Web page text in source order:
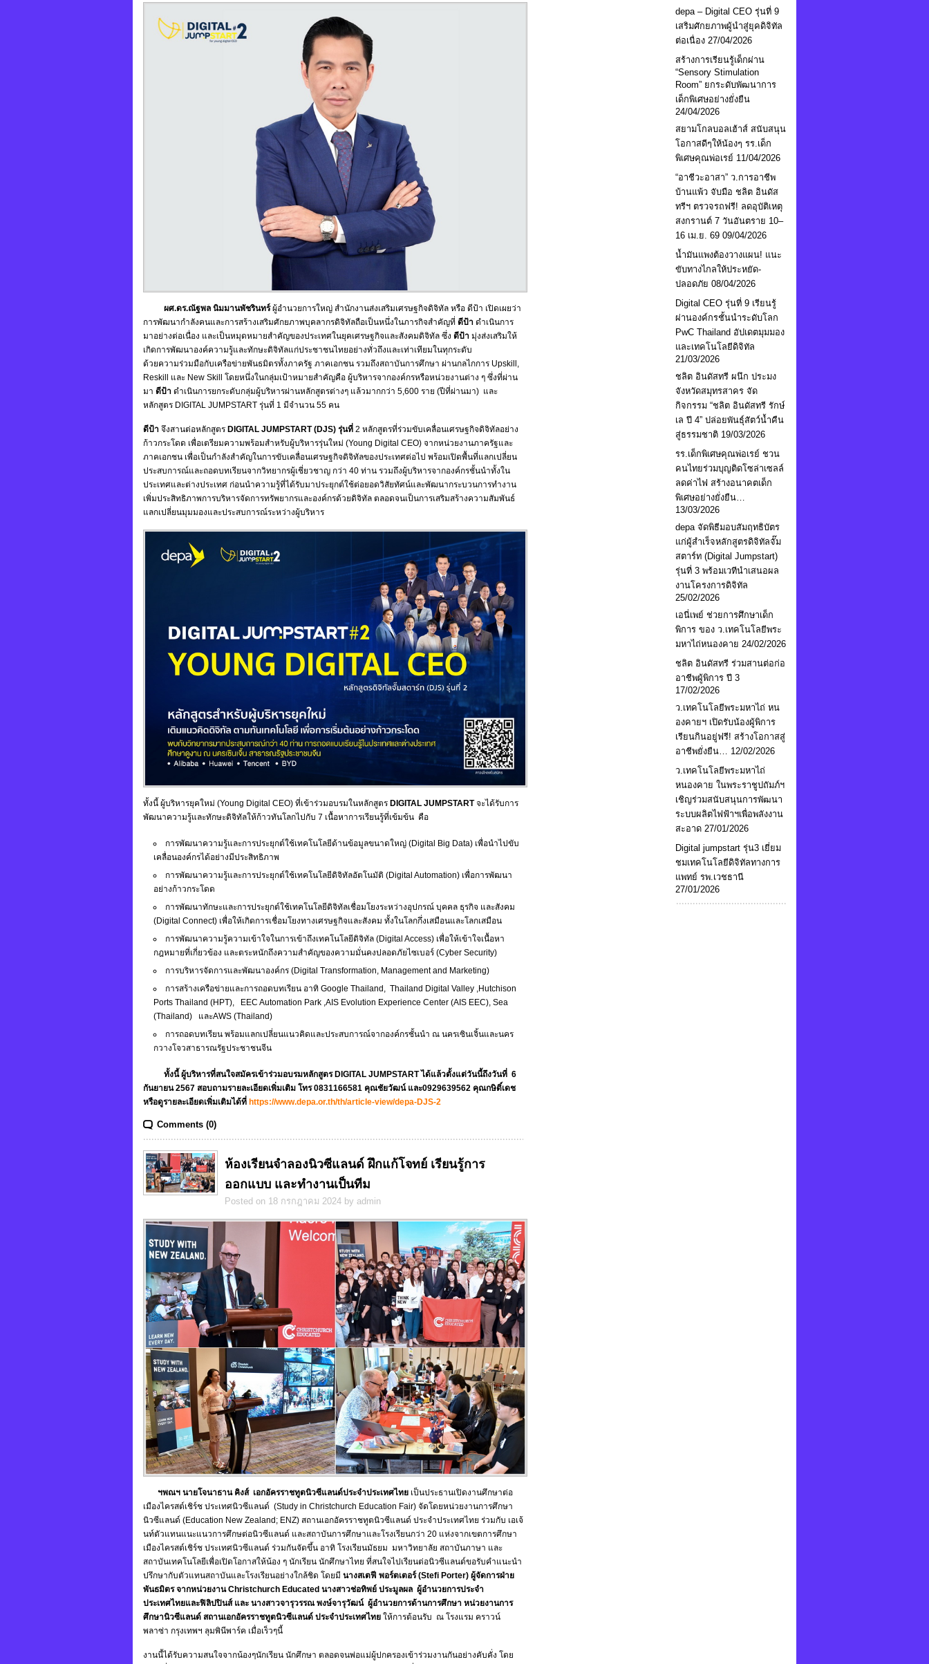
ผศ.ดร.ณัฐพล นิมมานพัชรินทร์ผู้อำนวยการใหญ่ สำนักงานส่งเสริมเศรษฐกิจดิจิทัล หรือ ดีป้า เปิดเผยว่า
การพัฒนากำลังคนและการสร้างเสริมศักยภาพบุคลากรดิจิทัลถือเป็นหนึ่งในภารกิจสำคัญที่ ดีป้า ดำเนินการ
มาอย่างต่อเนื่อง และเป็นหมุดหมายสำคัญของประเทศในยุคเศรษฐกิจและสังคมดิจิทัล ซึ่ง ดีป้า มุ่งส่งเสริมให้
เกิดการพัฒนาองค์ความรู้และทักษะดิจิทัลแก่ประชาชนไทยอย่างทั่วถึงและเท่าเทียมในทุกระดับ
ด้วยความร่วมมือกับเครือข่ายพันธมิตรทั้งภาครัฐ ภาคเอกชน รวมถึงสถาบันการศึกษา ผ่านกลไกการ Upskill,
Reskill และ New Skill โดยหนึ่งในกลุ่มเป้าหมายสำคัญคือ ผู้บริหารจากองค์กรหรือหน่วยงานต่าง ๆ ซึ่งที่ผ่าน
มา ดีป้า ดำเนินการยกระดับกลุ่มผู้บริหารผ่านหลักสูตรต่างๆ แล้วมากกว่า 5,600 ราย (ปีที่ผ่านมา) และ
หลักสูตร DIGITAL JUMPSTART รุ่นที่ 1 มีจำนวน 55 คน
ดีป้า จึงสานต่อหลักสูตร DIGITAL JUMPSTART (DJS) รุ่นที่ 2 หลักสูตรที่ร่วมขับเคลื่อนเศรษฐกิจดิจิทัลอย่าง
ก้าวกระโดด เพื่อเตรียมความพร้อมสำหรับผู้บริหารรุ่นใหม่ (Young Digital CEO) จากหน่วยงานภาครัฐและ
ภาคเอกชน เพื่อเป็นกำลังสำคัญในการขับเคลื่อนเศรษฐกิจดิจิทัลของประเทศต่อไป พร้อมเปิดพื้นที่แลกเปลี่ยน
ประสบการณ์และถอดบทเรียนจากวิทยากรผู้เชี่ยวชาญ กว่า 40 ท่าน รวมถึงผู้บริหารจากองค์กรชั้นนำทั้งใน
ประเทศและต่างประเทศ ก่อนนำความรู้ที่ได้รับมาประยุกต์ใช้ต่อยอดวิสัยทัศน์และพัฒนากระบวนการทำงาน
เพิ่มประสิทธิภาพการบริหารจัดการทรัพยากรและองค์กรด้วยดิจิทัล ตลอดจนเป็นการเสริมสร้างความสัมพันธ์
แลกเปลี่ยนมุมมองและประสบการณ์ระหว่างผู้บริหาร
ทั้งนี้ ผู้บริหารยุคใหม่ (Young Digital CEO) ที่เข้าร่วมอบรมในหลักสูตร DIGITAL JUMPSTARTจะได้รับการ
พัฒนาความรู้และทักษะดิจิทัลให้ก้าวทันโลกไปกับ 7 เนื้อหาการเรียนรู้ที่เข้มข้น คือ
การพัฒนาความรู้และการประยุกต์ใช้เทคโนโลยีด้านข้อมูลขนาดใหญ่ (Digital Big Data) เพื่อนำไปขับ
เคลื่อนองค์กรได้อย่างมีประสิทธิภาพ
การพัฒนาความรู้และการประยุกต์ใช้เทคโนโลยีดิจิทัลอัตโนมัติ (Digital Automation) เพื่อการพัฒนา
อย่างก้าวกระโดด
การพัฒนาทักษะและการประยุกต์ใช้เทคโนโลยีดิจิทัลเชื่อมโยงระหว่างอุปกรณ์ บุคคล ธุรกิจ และสังคม
(Digital Connect) เพื่อให้เกิดการเชื่อมโยงทางเศรษฐกิจและสังคม ทั้งในโลกกึ่งเสมือนและโลกเสมือน
การพัฒนาความรู้ความเข้าใจในการเข้าถึงเทคโนโลยีดิจิทัล (Digital Access) เพื่อให้เข้าใจเนื้อหา
กฎหมายที่เกี่ยวข้อง และตระหนักถึงความสำคัญของความมั่นคงปลอดภัยไซเบอร์ (Cyber Security)
การบริหารจัดการและพัฒนาองค์กร (Digital Transformation, Management and Marketing)
การสร้างเครือข่ายและการถอดบทเรียน อาทิ Google Thailand, Thailand Digital Valley ,Hutchison
Ports Thailand (HPT), EEC Automation Park ,AIS Evolution Experience Center (AIS EEC), Sea
(Thailand) และAWS (Thailand)
การถอดบทเรียน พร้อมแลกเปลี่ยนแนวคิดและประสบการณ์จากองค์กรชั้นนำ ณ นครเซินเจิ้นและนคร
กวางโจวสาธารณรัฐประชาชนจีน
ทั้งนี้ ผู้บริหารที่สนใจสมัครเข้าร่วมอบรมหลักสูตร DIGITAL JUMPSTART ได้แล้วตั้งแต่วันนี้ถึงวันที่ 6
กันยายน 2567 สอบถามรายละเอียดเพิ่มเติม โทร 0831166581 คุณชัยวัฒน์ และ0929639562 คุณกษิดิ์เดช
หรือดูรายละเอียดเพิ่มเติมได้ที่ https://www.depa.or.th/th/article-view/depa-DJS-2
Comments (0)
ห้องเรียนจำลองนิวซีแลนด์ ฝึกแก้โจทย์ เรียนรู้การ
ออกแบบ และทำงานเป็นทีม
Posted on 18 กรกฎาคม 2024 by admin
ฯพณฯ นายโจนาธาน คิงส์ เอกอัครราชทูตนิวซีแลนด์ประจำประเทศไทย เป็นประธานเปิดงานศึกษาต่อ
เมืองไครสต์เชิร์ช ประเทศนิวซีแลนด์ (Study in Christchurch Education Fair) จัดโดยหน่วยงานการศึกษา
นิวซีแลนด์ (Education New Zealand; ENZ) สถานเอกอัครราชทูตนิวซีแลนด์ ประจำประเทศไทย ร่วมกับ เอเจ้
นท์ตัวแทนแนะแนวการศึกษต่อนิวซีแลนด์ และสถาบันการศึกษาและโรงเรียนกว่า 20 แห่งจากเขตการศึกษา
เมืองไครสต์เชิร์ช ประเทศนิวซีแลนด์ ร่วมกันจัดขึ้น อาทิ โรงเรียนมัธยม มหาวิทยาลัย สถาบันภาษา และ
สถาบันเทคโนโลยีเพื่อเปิดโอกาสให้น้อง ๆ นักเรียน นักศึกษาไทย ที่สนใจไปเรียนต่อนิวซีแลนด์ขอรับคำแนะนำ
ปรึกษากับตัวแทนสถาบันและโรงเรียนอย่างใกล้ชิด โดยมี นางสเตฟี พอร์ตเตอร์ (Stefi Porter) ผู้จัดการฝ่าย
พันธมิตร จากหน่วยงาน Christchurch Educated นางสาวช่อทิพย์ ประมูลผล ผู้อำนวยการประจำ
ประเทศไทยและฟิลิปปินส์ และ นางสาวจารุวรรณ พงษ์จารุวัฒน์ ผู้อำนวยการด้านการศึกษา หน่วยงานการ
ศึกษานิวซีแลนด์ สถานเอกอัครราชทูตนิวซีแลนด์ ประจำประเทศไทย ให้การต้อนรับ ณ โรงแรม คราวน์
พลาซ่า กรุงเทพฯ ลุมพินีพาร์ค เมื่อเร็วๆนี้
งานนี้ได้รับความสนใจจากน้องๆนักเรียน นักศึกษา ตลอดจนพ่อแม่ผู้ปกครองเข้าร่วมงานกันอย่างคับคั่ง โดย
depa – Digital CEO รุ่นที่ 9
เสริมศักยภาพผู้นำสู่ยุคดิจิทัล
ต่อเนื่อง 27/04/2026
สร้างการเรียนรู้เด็กผ่าน
“Sensory Stimulation
Room” ยกระดับพัฒนาการ
เด็กพิเศษอย่างยั่งยืน
24/04/2026
สยามโกลบอลเฮ้าส์ สนับสนุน
โอกาสดีๆให้น้องๆ รร.เด็ก
พิเศษคุณพ่อเรย์ 11/04/2026
“อาชีวะอาสา” ว.การอาชีพ
บ้านแพ้ว จับมือ ชลิต อินดัส
ทรีฯ ตรวจรถฟรี! ลดอุบัติเหตุ
สงกรานต์ 7 วันอันตราย 10–
16 เม.ย. 69 09/04/2026
น้ำมันแพงต้องวางแผน! แนะ
ขับทางไกลให้ประหยัด-
ปลอดภัย 08/04/2026
Digital CEO รุ่นที่ 9 เรียนรู้
ผ่านองค์กรชั้นนำระดับโลก
PwC Thailand อัปเดตมุมมอง
และเทคโนโลยีดิจิทัล
21/03/2026
ชลิต อินดัสทรี ผนึก ประมง
จังหวัดสมุทรสาคร จัด
กิจกรรม “ชลิต อินดัสทรี รักษ์
เล ปี 4” ปล่อยพันธุ์สัตว์น้ำคืน
สู่ธรรมชาติ 19/03/2026
รร.เด็กพิเศษคุณพ่อเรย์ ชวน
คนไทยร่วมบุญติดโซล่าเซลล์
ลดค่าไฟ สร้างอนาคตเด็ก
พิเศษอย่างยั่งยืน…
13/03/2026
depa จัดพิธีมอบสัมฤทธิบัตร
แก่ผู้สำเร็จหลักสูตรดิจิทัลจั๊ม
สตาร์ท (Digital Jumpstart)
รุ่นที่ 3 พร้อมเวทีนำเสนอผล
งานโครงการดิจิทัล
25/02/2026
เอนี่เพย์ ช่วยการศึกษาเด็ก
พิการ ของ ว.เทคโนโลยีพระ
มหาไถ่หนองคาย 24/02/2026
ชลิต อินดัสทรี ร่วมสานต่อก่อ
อาชีพผู้พิการ ปี 3
17/02/2026
ว.เทคโนโลยีพระมหาไถ่ หน
องคายฯ เปิดรับน้องผู้พิการ
เรียนกินอยู่ฟรี! สร้างโอกาสสู่
อาชีพยั่งยืน… 12/02/2026
ว.เทคโนโลยีพระมหาไถ่
หนองคาย ในพระราชูปถัมภ์ฯ
เชิญร่วมสนับสนุนการพัฒนา
ระบบผลิตไฟฟ้าฯเพื่อพลังงาน
สะอาด 27/01/2026
Digital jumpstart รุ่น3 เยี่ยม
ชมเทคโนโลยีดิจิทัลทางการ
แพทย์ รพ.เวชธานี
27/01/2026